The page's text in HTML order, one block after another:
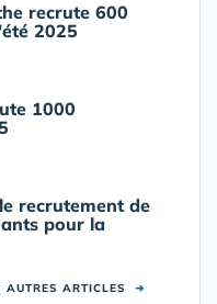
recrute 600
2025
1000
recrutement de
pour la
AUTRES ARTICLES ➜